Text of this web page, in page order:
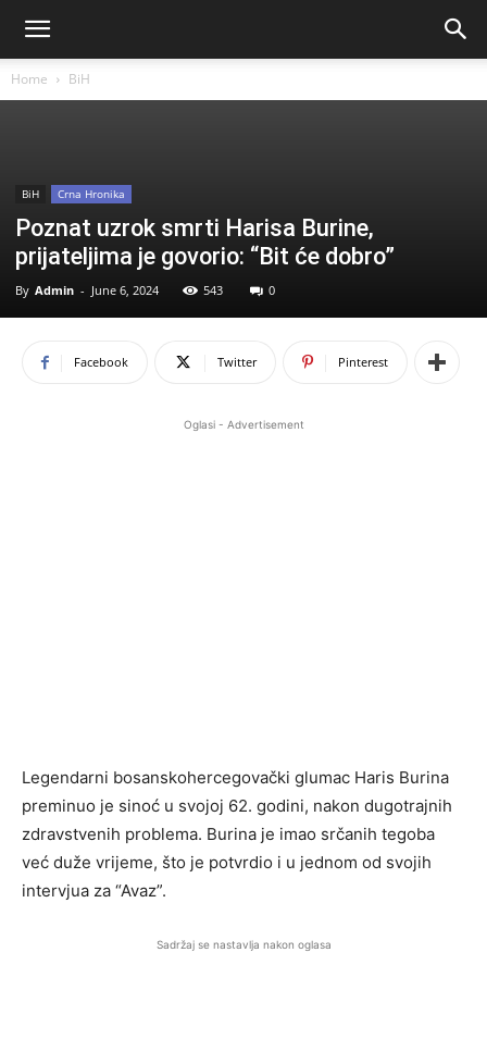
Home BiH
BiH Crna Hronika
Poznat uzrok smrti Harisa Burine,
prijateljima je govorio: “Bit će dobro”
By Admin - June 6, 2024 543 0
Facebook Twitter Pinterest
Oglasi - Advertisement
Legendarni bosanskohercegovački glumac Haris Burina
preminuo je sinoć u svojoj 62. godini, nakon dugotrajnih
zdravstvenih problema. Burina je imao srčanih tegoba
već duže vrijeme, što je potvrdio i u jednom od svojih
intervjua za “Avaz”.
Sadržaj se nastavlja nakon oglasa